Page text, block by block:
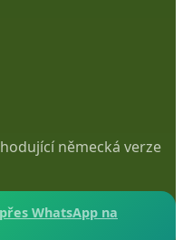
německá verze
WhatsApp na